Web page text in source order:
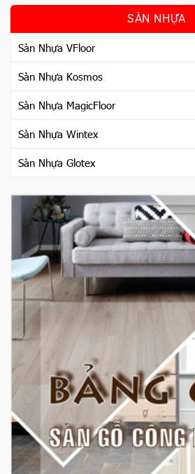
SÀN NHỰA
Sàn Nhựa VFloor
Sàn Nhựa Kosmos
Sàn Nhựa MagicFloor
Sàn Nhựa Wintex
Sàn Nhựa Glotex